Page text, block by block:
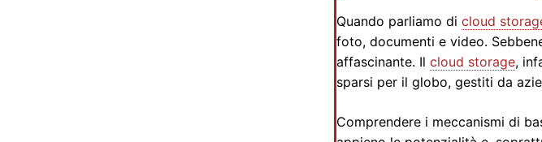
Quando parliamo dicloud
foto, documenti e video.
affascinante. Ilcloud storage,
sparsi per il globo, gestiti da
Comprendere i meccanismi di